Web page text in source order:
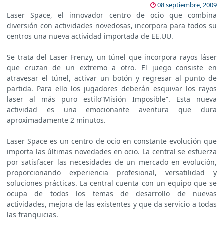
08 septiembre, 2009
Laser Space, el innovador centro de ocio que combina
diversión con actividades novedosas, incorpora para todos su
centros una nueva actividad importada de EE.UU.
Se trata del Laser Frenzy, un túnel que incorpora rayos láser
que cruzan de un extremo a otro. El juego consiste en
atravesar el túnel, activar un botón y regresar al punto de
partida. Para ello los jugadores deberán esquivar los rayos
laser al más puro estilo”Misión Imposible”. Esta nueva
actividad es una emocionante aventura que dura
aproximadamente 2 minutos.
Laser Space es un centro de ocio en constante evolución que
importa las últimas novedades en ocio. La central se esfuerza
por satisfacer las necesidades de un mercado en evolución,
proporcionando experiencia profesional, versatilidad y
soluciones prácticas. La central cuenta con un equipo que se
ocupa de todos los temas de desarrollo de nuevas
actividades, mejora de las existentes y que da servicio a todas
las franquicias.